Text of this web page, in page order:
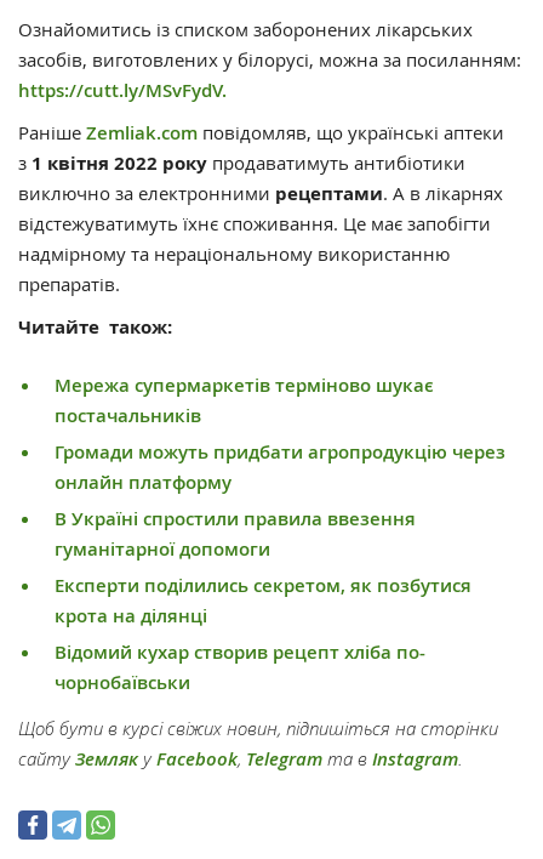
Ознайомитись із списком заборонених лікарських
засобів, виготовлених у білорусі, можна за посиланням:
https://cutt.ly/MSvFydV.
Раніше Zemliak.com повідомляв, що українські аптеки
з 1 квітня 2022 року продаватимуть антибіотики
виключно за електронними рецептами. А в лікарнях
відстежуватимуть їхнє споживання. Це має запобігти
надмірному та нераціональному використанню
препаратів.
Читайте також:
Мережа супермаркетів терміново шукає
постачальників
Громади можуть придбати агропродукцію через
онлайн платформу
В Україні спростили правила ввезення
гуманітарної допомоги
Експерти поділились секретом, як позбутися
крота на ділянці
Відомий кухар створив рецепт хліба по-
чорнобаївськи
Щоб бути в курсі свіжих новин, підпишіться на сторінки
сайтуЗемлякуFacebook, Telegram та в Instagram